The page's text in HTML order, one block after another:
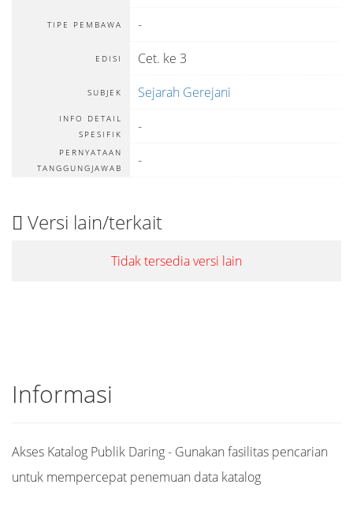
TIPE PEMBAWA -
EDISI Cet. ke 3
SUBJEK Sejarah Gerejani
INFO DETAIL
SPESIFIK
-
PERNYATAAN
TANGGUNGJAWAB
-
Versi lain/terkait
Tidak tersedia versi lain
Informasi
Akses Katalog Publik Daring - Gunakan fasilitas pencarian
untuk mempercepat penemuan data katalog